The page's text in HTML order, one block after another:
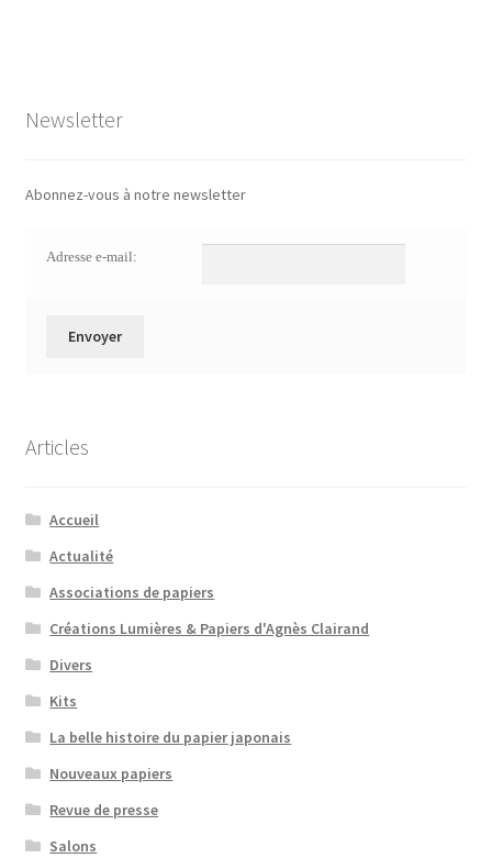
Newsletter
Abonnez-vous à notre newsletter
Adresse e-mail:
Articles
Accueil
Actualité
Associations de papiers
Créations Lumières & Papiers d'Agnès Clairand
Divers
Kits
La belle histoire du papier japonais
Nouveaux papiers
Revue de presse
Salons